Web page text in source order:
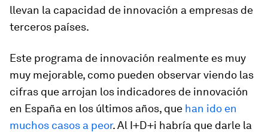
llevan la capacidad de innovación a empresas de
terceros países.
Este programa de innovación realmente es muy
muy mejorable, como pueden observar viendo las
cifras que arrojan los indicadores de innovación
en España en los últimos años, que han ido en
muchos casos a peor. Al I+D+i habría que darle la